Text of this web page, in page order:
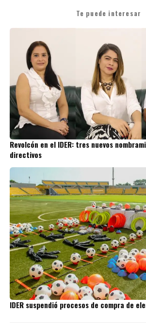
Te puede interesar
Revolcón en el IDER: tres nuevos
directivos
IDER suspendió procesos de compra de